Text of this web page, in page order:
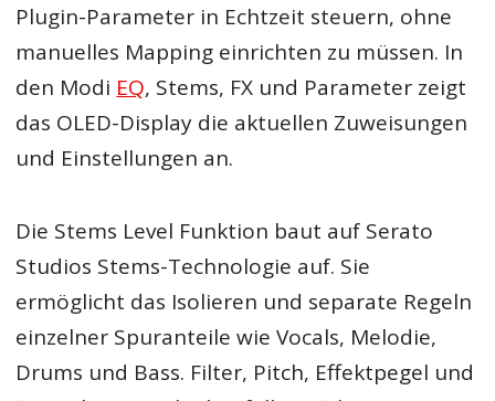
Plugin-Parameter in Echtzeit steuern, ohne
manuelles Mapping einrichten zu müssen. In
den Modi EQ, Stems, FX und Parameter zeigt
das OLED-Display die aktuellen Zuweisungen
und Einstellungen an.
Die Stems Level Funktion baut auf Serato
Studios Stems-Technologie auf. Sie
ermöglicht das Isolieren und separate Regeln
einzelner Spuranteile wie Vocals, Melodie,
Drums und Bass. Filter, Pitch, Effektpegel und